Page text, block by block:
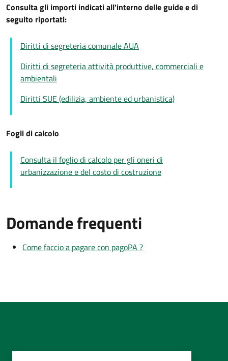
Consulta gli importi indicati all'interno delle guide e di
seguito riportati:
Diritti di segreteria comunale AUA
Diritti di segreteria attività produttive, commerciali e
ambientali
Diritti SUE (edilizia, ambiente ed urbanistica)
Fogli di calcolo
Consulta il foglio di calcolo per gli oneri di
urbanizzazione e del costo di costruzione
Domande frequenti
Come faccio a pagare con pagoPA ?